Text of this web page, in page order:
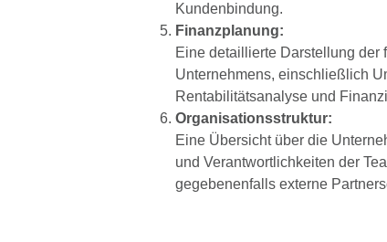
Kundenbindung.
Finanzplanung:
Eine detaillierte Darstellung der
Unternehmens, einschließlich
Rentabilitätsanalyse und
Organisationsstruktur:
Eine Übersicht über die
und Verantwortlichkeiten der
gegebenenfalls externe